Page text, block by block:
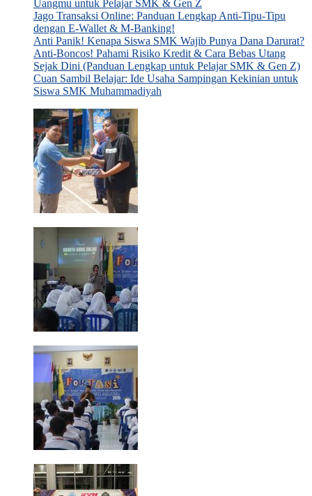
Uangmu untuk Pelajar SMK & Gen Z
Jago Transaksi Online: Panduan Lengkap Anti-Tipu-Tipu
dengan E-Wallet & M-Banking!
Anti Panik! Kenapa Siswa SMK Wajib Punya Dana Darurat?
Anti-Boncos! Pahami Risiko Kredit & Cara Bebas Utang
Sejak Dini (Panduan Lengkap untuk Pelajar SMK & Gen Z)
Cuan Sambil Belajar: Ide Usaha Sampingan Kekinian untuk
Siswa SMK Muhammadiyah